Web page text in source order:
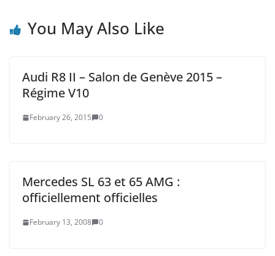
You May Also Like
Audi R8 II – Salon de Genève 2015 –
Régime V10
February 26, 2015 0
Mercedes SL 63 et 65 AMG :
officiellement officielles
February 13, 2008 0